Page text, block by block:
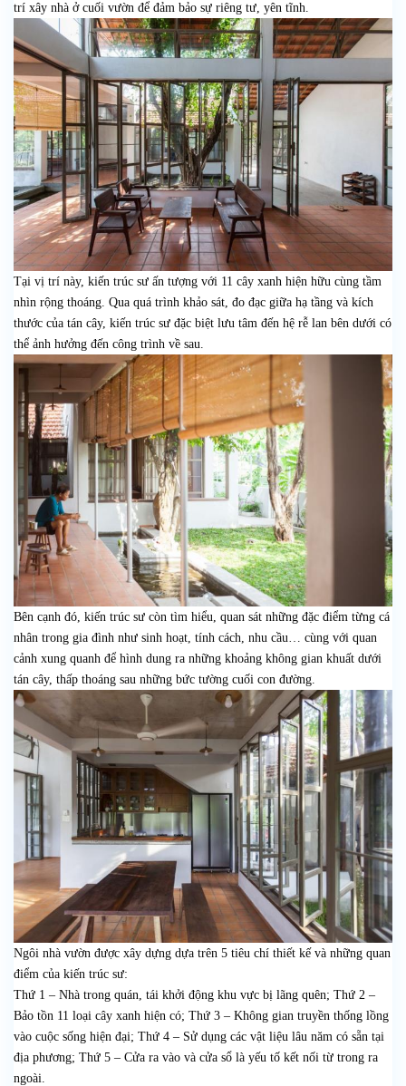
trí xây nhà ở cuối vườn để đảm bảo sự riêng tư, yên tĩnh.
Tại vị trí này, kiến trúc sư ấn tượng với 11 cây xanh hiện hữu cùng tầm
nhìn rộng thoáng. Qua quá trình khảo sát, đo đạc giữa hạ tầng và kích
thước của tán cây, kiến trúc sư đặc biệt lưu tâm đến hệ rễ lan bên dưới có
thể ảnh hưởng đến công trình về sau.
Bên cạnh đó, kiến trúc sư còn tìm hiểu, quan sát những đặc điểm từng cá
nhân trong gia đình như sinh hoạt, tính cách, nhu cầu… cùng với quan
cảnh xung quanh để hình dung ra những khoảng không gian khuất dưới
tán cây, thấp thoáng sau những bức tường cuối con đường.
Ngôi nhà vườn được xây dựng dựa trên 5 tiêu chí thiết kế và những quan
điểm của kiến trúc sư:
Thứ 1 – Nhà trong quán, tái khởi động khu vực bị lãng quên; Thứ 2 –
Bảo tồn 11 loại cây xanh hiện có; Thứ 3 – Không gian truyền thống lồng
vào cuộc sống hiện đại; Thứ 4 – Sử dụng các vật liệu lâu năm có sẵn tại
địa phương; Thứ 5 – Cửa ra vào và cửa sổ là yếu tố kết nối từ trong ra
ngoài.